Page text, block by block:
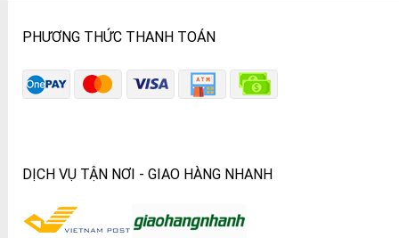
PHƯƠNG THỨC THANH TOÁN
DỊCH VỤ TẬN NƠI - GIAO HÀNG NHANH